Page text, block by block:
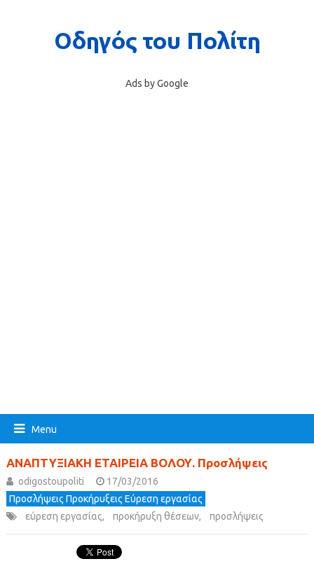
Ads by Google
Menu
ΑΝΑΠΤΥΞΙΑΚΗ ΕΤΑΙΡΕΙΑ ΒΟΛΟΥ. Προσλήψεις
odigostoupoliti
17/03/2016
Προσλήψεις Προκήρυξεις Εύρεση εργασίας
εύρεση εργασίας, προκήρυξη θέσεων, προσλήψεις